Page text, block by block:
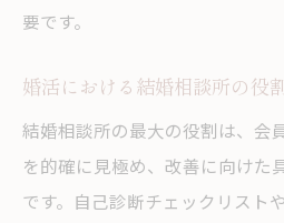
結婚相談所が提案する
結婚相談所カウンセ
結婚相談所で学べる
法
要です。
婚活における結婚相談所の役
結婚相談所の最大の役割は、会
を的確に見極め、改善に向けた
です。自己診断チェックリスト